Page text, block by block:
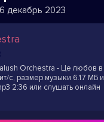
декабрь 2023
Orchestra - Це любов в
с, размер музыки 6.17 МБ и
2:36 или слушать онлайн